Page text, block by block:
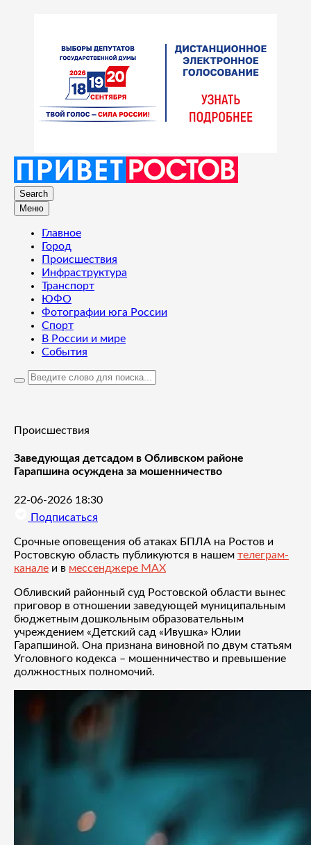
Search
Меню
Главное
Город
Происшествия
Инфраструктура
Транспорт
ЮФО
Фотографии юга России
Спорт
В России и мире
События
Происшествия
Заведующая детсадом в Обливском районе
Гарапшина осуждена за мошенничество
22-06-2026 18:30
Подписаться
Срочные оповещения об атаках БПЛА на Ростов и
Ростовскую область публикуются в нашем телеграм-
канале и в мессенджере MAX
Обливский районный суд Ростовской области вынес
приговор в отношении заведующей муниципальным
бюджетным дошкольным образовательным
учреждением «Детский сад «Ивушка» Юлии
Гарапшиной. Она признана виновной по двум статьям
Уголовного кодекса – мошенничество и превышение
должностных полномочий.